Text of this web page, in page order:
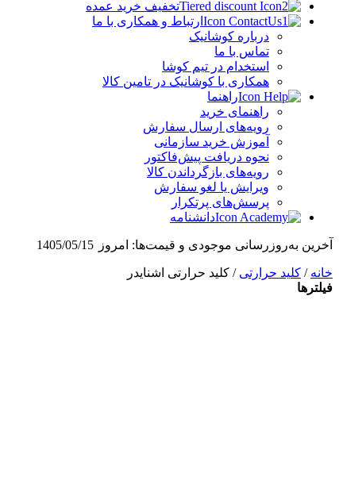
تخفیف خرید عمده
ارتباط و همکاری با ما
درباره کوشانیک
تماس با ما
استخدام در تیم کوشا
همکاری با کوشانیک در تامین کالا
راهنما
راهنمای خرید
رویه‌های ارسال سفارش
آموزش خرید سازمانی
نحوه دریافت پیش‌فاکتور
رویه‌های بازگرداندن کالا
ویرایش یا لغو سفارش
پرسش‌های پرتکرار
دانشنامه
آخرین به‌روزرسانی موجودی و قیمت‌ها: امروز 1405/05/15
خانه / کلید حرارتی / کلید حرارتی اشنایدر
فیلترها